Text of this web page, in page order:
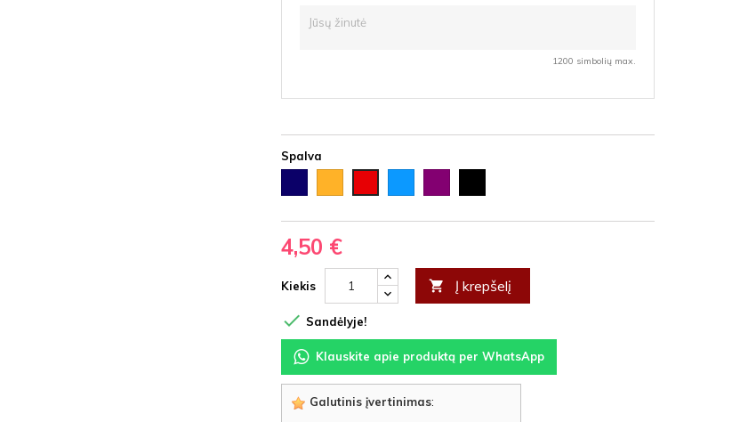
1200 simbolių max.
Spalva
mėlyna
mėlyna
4,50 €
Kiekis  Į krepšelį
 Sandėlyje!
Klauskite apie produktą per WhatsApp
Galutinis įvertinimas: